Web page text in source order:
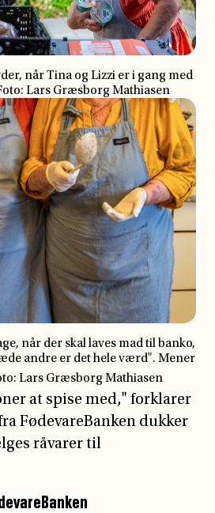
at spise med," forklarer
FødevareBanken dukker
råvarer til